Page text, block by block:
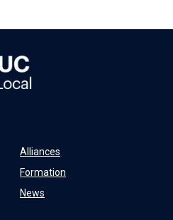
Alliances
Formation
News